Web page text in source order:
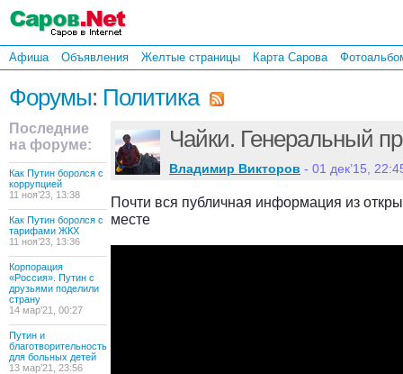
Афиша Объявления Желтые страницы Карта Сарова
Форумы: Политика
Последние
на форуме:
Как Путин боролся с
коррупцией
11 ноя’23, 13:38
Как Путин боролся с
тарифами ЖКХ
11 ноя’23, 13:36
Корпорация
«Россия». Путин с
друзьями поделили
страну
14 мар’21, 00:27
Путин и
благотворительность
для больных детей
13 мар’21, 23:56
Чайки. Генеральный
Владимир Викторов - 01 дек’15,
Почти вся публичная информация из
месте